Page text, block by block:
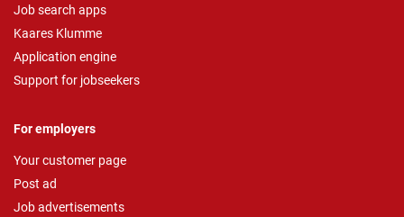
Job search apps
Kaares Klumme
Application engine
Support for jobseekers
For employers
Your customer page
Post ad
Job advertisements